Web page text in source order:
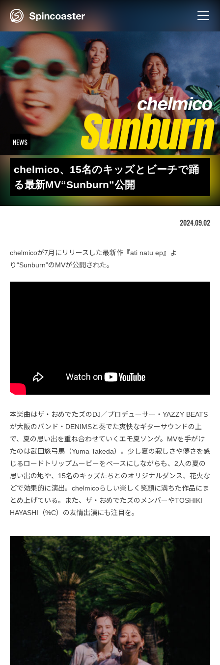
NEWS
chelmico、15名のキッズとビーチで踊
る最新MV“Sunburn”公開
2024.09.02
chelmicoが7月にリリースした最新作『ati natu ep』よ
り“Sunburn”のMVが公開された。
本楽曲はザ・おめでたズのDJ／プロデューサー・YAZZY BEATS
が大阪のバンド・DENIMSと奏でた爽快なギターサウンドの上
で、夏の思い出を重ね合わせていくエモ夏ソング。MVを手がけ
たのは武田悠弓馬（Yuma Takeda）。少し夏の寂しさや儚さを感
じるロードトリップムービーをベースにしながらも、2人の夏の
思い出の地や、15名のキッズたちとのオリジナルダンス、花火な
どで効果的に演出。chelmicoらしい楽しく笑顔に満ちた作品にま
とめ上げている。また、ザ・おめでたズのメンバーやTOSHIKI
HAYASHI（%C）の友情出演にも注目を。